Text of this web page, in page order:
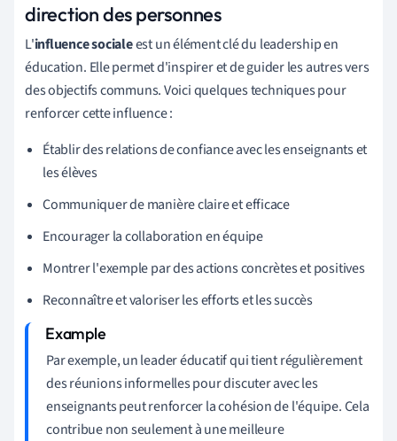
direction des personnes
L'influence socialeest un élément clé du leadership en
éducation. Elle permet d'inspirer et de guider les autres vers
des objectifs communs. Voici quelques techniques pour
renforcer cette influence :
Établir des relations de confiance avec les enseignants et
les élèves
Communiquer de manière claire et efficace
Encourager la collaboration en équipe
Montrer l'exemple par des actions concrètes et positives
Reconnaître et valoriser les efforts et les succès
Par exemple, un leader éducatif qui tient régulièrement
des réunions informelles pour discuter avec les
enseignants peut renforcer la cohésion de l'équipe. Cela
contribue non seulement à une meilleure